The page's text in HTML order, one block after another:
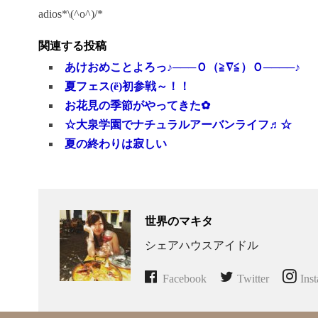
adios*\(^o^)/*
関連する投稿
あけおめことよろっ♪───Ｏ（≧∇≦）Ｏ────♪
夏フェス(ё)初参戦～！！
お花見の季節がやってきた✿
☆大泉学園でナチュラルアーバンライフ♬☆
夏の終わりは寂しい
世界のマキタ
シェアハウスアイドル
Facebook Twitter